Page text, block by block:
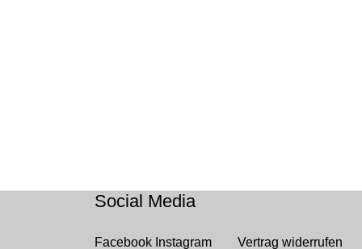
Social Media
Facebook Instagram Vertrag widerrufen